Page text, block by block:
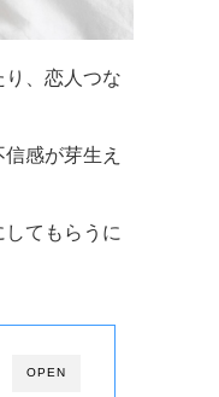
、恋人つな
感が芽生え
てもらうに
OPEN